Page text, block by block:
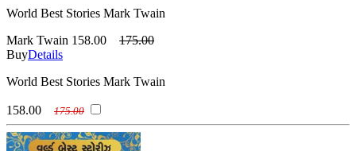
World Best Stories Mark Twain
Mark Twain 158.00
175.00
BuyDetails
World Best Stories Mark Twain
158.00 175.00